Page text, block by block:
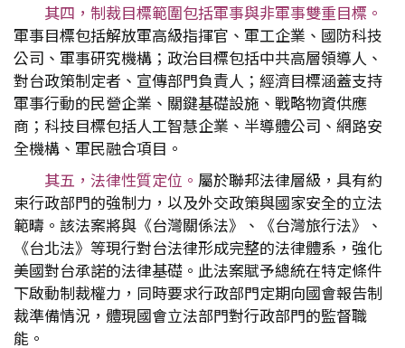
其四，制裁目標範圍包括軍事與非軍事雙重目標。
軍事目標包括解放軍高級指揮官、軍工企業、國防科技
公司、軍事研究機構；政治目標包括中共高層領導人、
對台政策制定者、宣傳部門負責人；經濟目標涵蓋支持
軍事行動的民營企業、關鍵基礎設施、戰略物資供應
商；科技目標包括人工智慧企業、半導體公司、網路安
全機構、軍民融合項目。
其五，法律性質定位。 屬於聯邦法律層級，具有約
束行政部門的強制力，以及外交政策與國家安全的立法
範疇。該法案將與《台灣關係法》、《台灣旅行法》、
《台北法》等現行對台法律形成完整的法律體系，強化
美國對台承諾的法律基礎。此法案賦予總統在特定條件
下啟動制裁權力，同時要求行政部門定期向國會報告制
裁準備情況，體現國會立法部門對行政部門的監督職
能。